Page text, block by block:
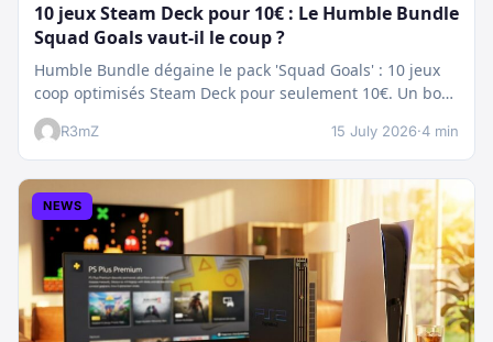
10 jeux Steam Deck pour 10€ : Le Humble Bundle
Squad Goals vaut-il le coup ?
Humble Bundle dégaine le pack 'Squad Goals' : 10 jeux
coop optimisés Steam Deck pour seulement 10€. Un bon
plan…
R3mZ 15 July 2026·4 min
NEWS